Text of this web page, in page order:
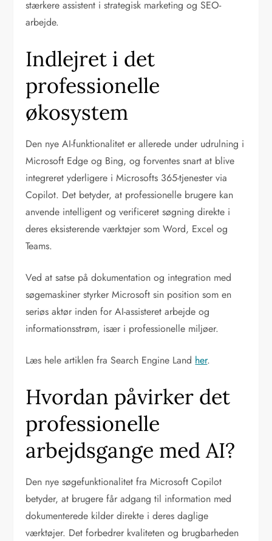
stærkere assistent i strategisk marketing og SEO-
arbejde.
Indlejret i det
professionelle
økosystem
Den nye AI-funktionalitet er allerede under udrulning i
Microsoft Edge og Bing, og forventes snart at blive
integreret yderligere i Microsofts 365-tjenester via
Copilot. Det betyder, at professionelle brugere kan
anvende intelligent og verificeret søgning direkte i
deres eksisterende værktøjer som Word, Excel og
Teams.
Ved at satse på dokumentation og integration med
søgemaskiner styrker Microsoft sin position som en
seriøs aktør inden for AI-assisteret arbejde og
informationsstrøm, især i professionelle miljøer.
Læs hele artiklen fra Search Engine Land her.
Hvordan påvirker det
professionelle
arbejdsgange med AI?
Den nye søgefunktionalitet fra Microsoft Copilot
betyder, at brugere får adgang til information med
dokumenterede kilder direkte i deres daglige
værktøjer. Det forbedrer kvaliteten og brugbarheden